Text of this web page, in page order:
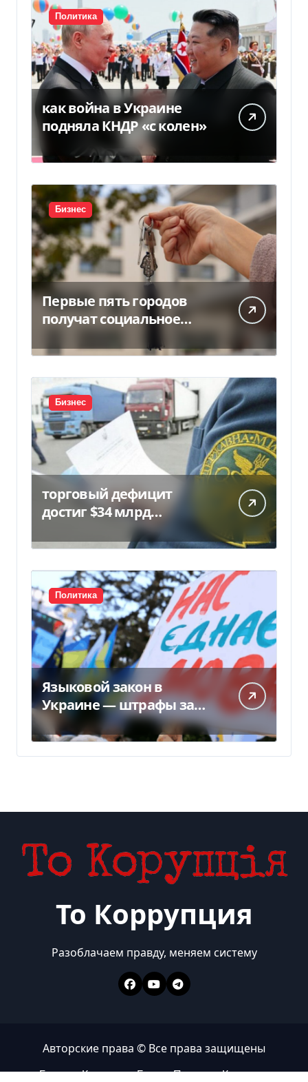
Политика
как война в Украине
подняла КНДР «с колен»
Бизнес
Первые пять городов
получат социальное
Украине
Бизнес
торговый дефицит
достиг $34 млрд…
Политика
Языковой закон в
Украине — штрафы за
нарушение вырастут до
170 тысяч
То Коррупция
Разоблачаем правду, меняем систему
Авторские права © Все права защищены
ГлавнаяКоррупцияБизнесПолитикаКонтакты